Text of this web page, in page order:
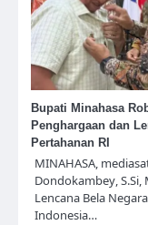
Bupati Minahasa
Penghargaan dan
Pertahanan RI
MINAHASA,
Dondokambey,
Lencana Bela
Indonesia…